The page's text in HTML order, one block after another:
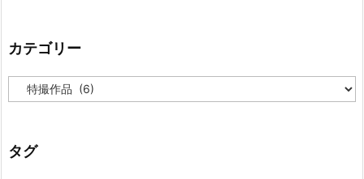
カテゴリー
テ
ー
タグ